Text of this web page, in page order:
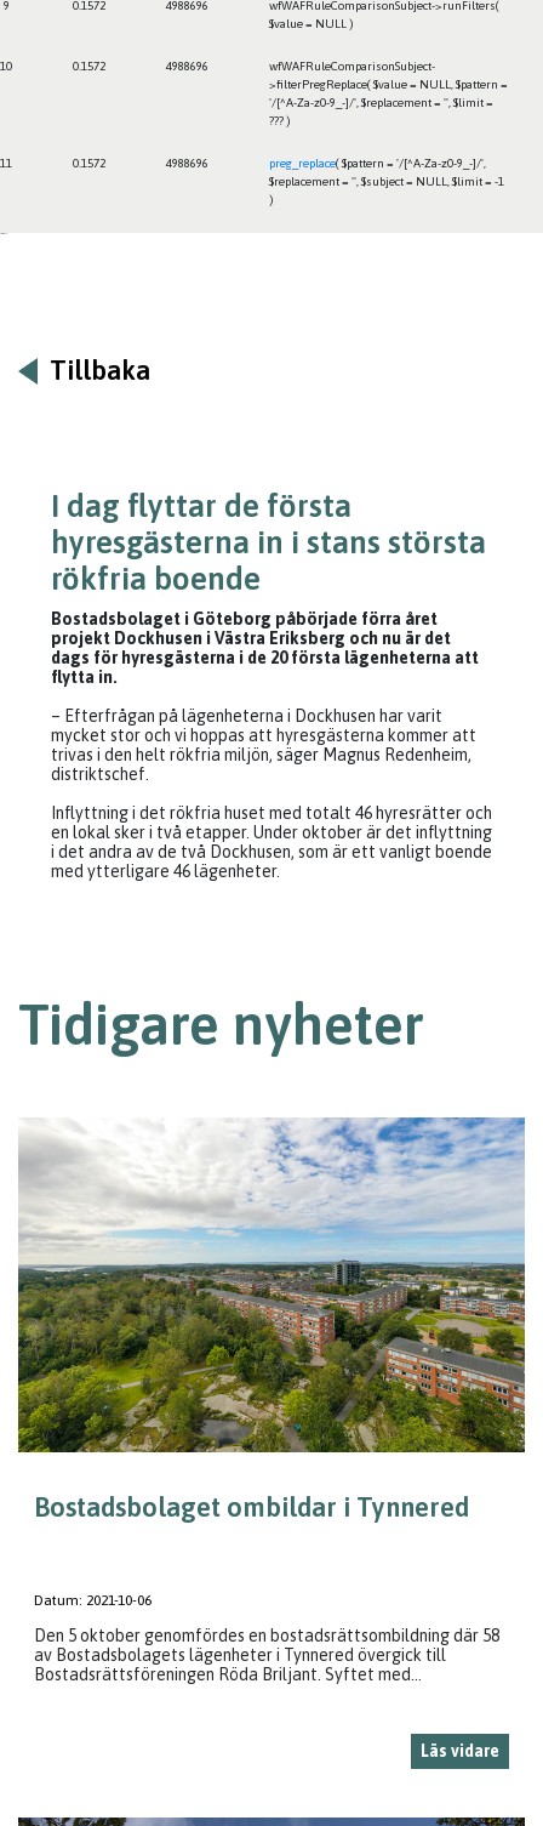
9 0.1572 4988696
wfWAFRuleComparisonSubject->runFilters(
$value = NULL )
10 0.1572 4988696
wfWAFRuleComparisonSubject-
>filterPregReplace($value = NULL
$pattern =
'/[^A-Za-z0-9_-]/' $replacement = '' $limit =
??? )
11 0.1572 4988696 preg_replace($pattern = '/[^A-Za-z0-9_-]/'
$replacement = '' $subject = NULL $limit = -1
)
Tillbaka
I dag flyttar de första
hyresgästerna in i stans största
rökfria boende
Bostadsbolaget i Göteborg påbörjade förra året
projekt Dockhusen i Västra Eriksberg och nu är det
dags för hyresgästerna i de 20 första lägenheterna att
flytta in.
– Efterfrågan på lägenheterna i Dockhusen har varit
mycket stor och vi hoppas att hyresgästerna kommer att
trivas i den helt rökfria miljön, säger Magnus Redenheim,
distriktschef.
Inflyttning i det rökfria huset med totalt 46 hyresrätter och
en lokal sker i två etapper. Under oktober är det inflyttning
i det andra av de två Dockhusen, som är ett vanligt boende
med ytterligare 46 lägenheter.
Tidigare nyheter
Bostadsbolaget ombildar i Tynnered
Datum: 2021-10-06
Den 5 oktober genomfördes en bostadsrättsombildning där 58
av Bostadsbolagets lägenheter i Tynnered övergick till
Bostadsrättsföreningen Röda Briljant. Syftet med...
Läs vidare